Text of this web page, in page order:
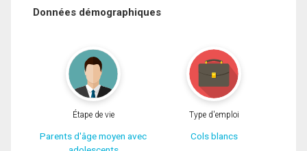
Données démographiques
Étape de vie
Parents d'âge moyen avec
Type d'emploi
Cols blancs